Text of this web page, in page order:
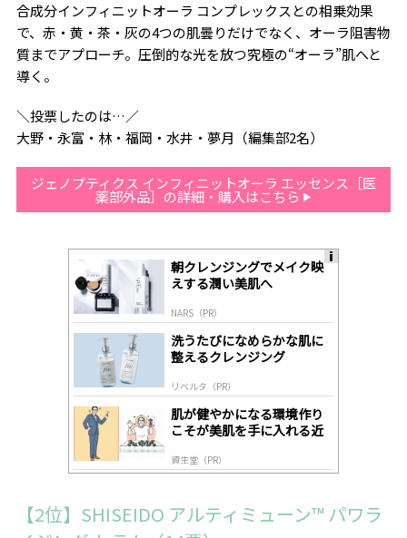
合成分インフィニットオーラ コンプレックスとの相乗効果
で、赤・黄・茶・灰の4つの肌曇りだけでなく、オーラ阻害物
質までアプローチ。圧倒的な光を放つ究極の“オーラ”肌へと
導く。
＼投票したのは…／
大野・永富・林・福岡・水井・夢月（編集部2名）
ジェノプティクス インフィニットオーラ エッセンス［医
薬部外品］の詳細・購入はこちら
朝クレンジングでメイク映
えする潤い美肌へ
NARS（PR）
洗うたびになめらかな肌に
整えるクレンジング
リベルタ（PR）
肌が健やかになる環境作り
こそが美肌を手に入れる近
資生堂（PR）
【2位】SHISEIDO アルティミューン™ パワラ